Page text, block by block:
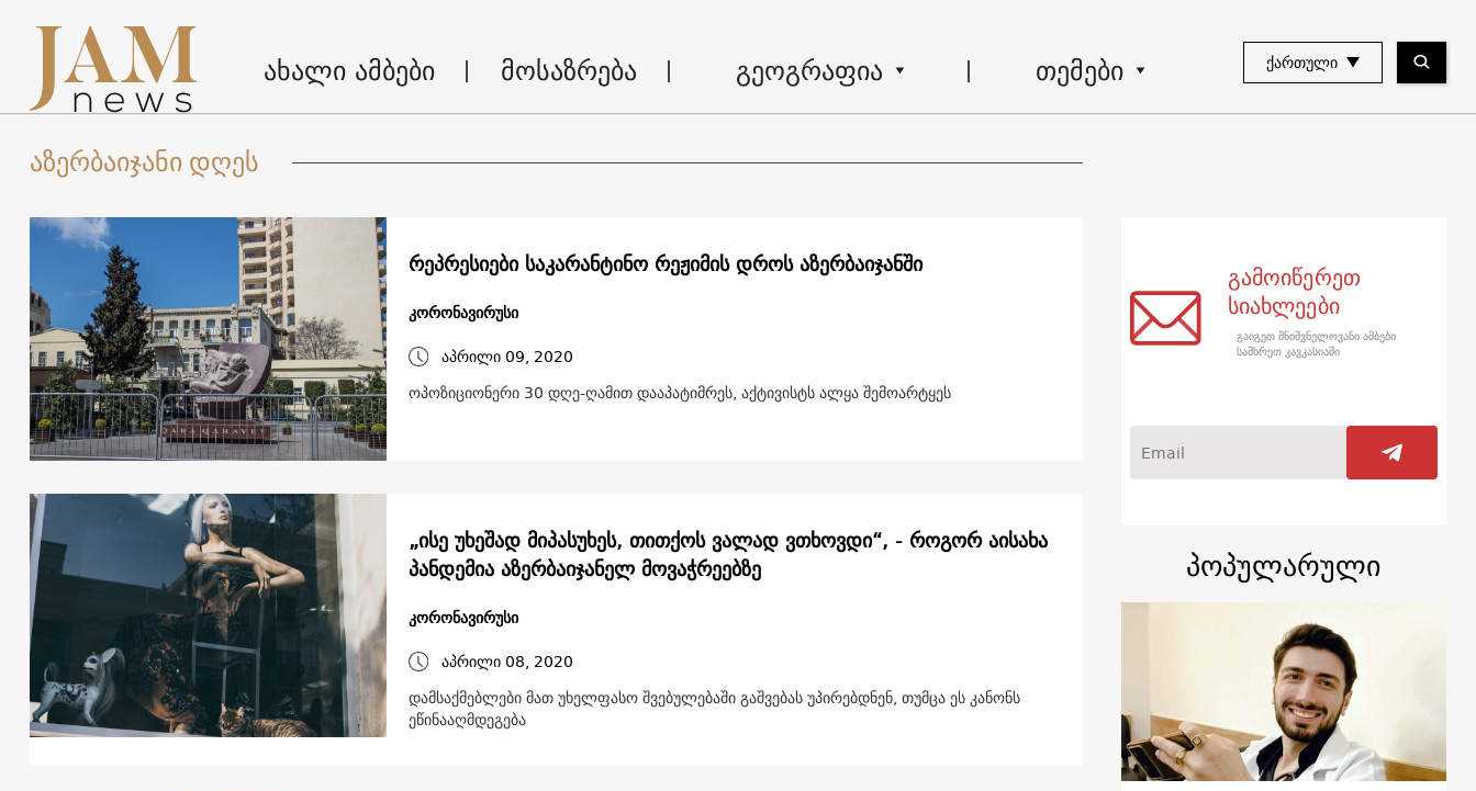
ახალი ამბები მოსაზრება გეოგრაფია თემები ᲥᲐᲠᲗᲣᲚᲘ
აზერბაიჯანი დღეს
რეპრესიები საკარანტინო რეჟიმის დროს აზერბაიჯანში
კორონავირუსი
აპრილი 09, 2020
ოპოზიციონერი 30 დღე-ღამით დააპატიმრეს, აქტივისტს ალყა შემოარტყეს
„ისე უხეშად მიპასუხეს, თითქოს ვალად ვთხოვდი“, - როგორ აისახა
პანდემია აზერბაიჯანელ მოვაჭრეებზე
კორონავირუსი
აპრილი 08, 2020
დამსაქმებლები მათ უხელფასო შვებულებაში გაშვებას უპირებდნენ, თუმცა ეს კანონს
ეწინააღმდეგება
გამოიწერეთ
სიახლეები
გაიგეთ მნიშვნელოვანი ამბები
სამხრეთ კავკასიაში
პოპულარული